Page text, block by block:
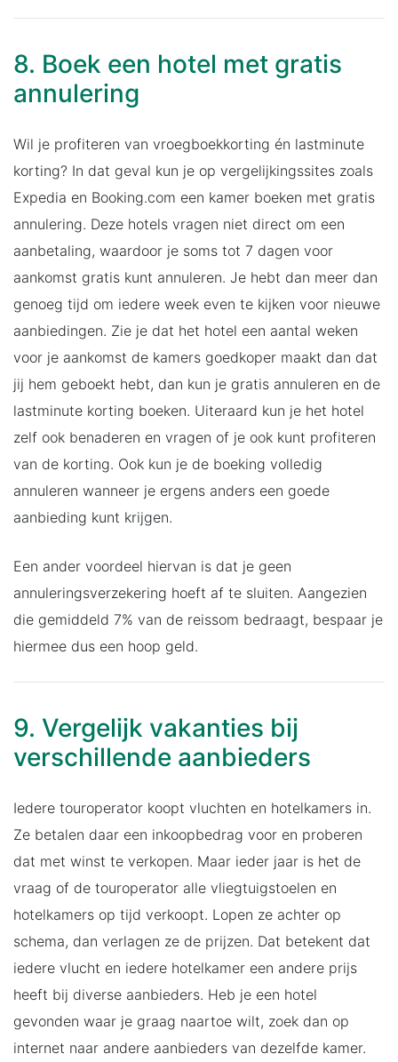
8. Boek een hotel met gratis
annulering
Wil je profiteren van vroegboekkorting én lastminute
korting? In dat geval kun je op vergelijkingssites zoals
Expedia en Booking.com een kamer boeken met gratis
annulering. Deze hotels vragen niet direct om een
aanbetaling, waardoor je soms tot 7 dagen voor
aankomst gratis kunt annuleren. Je hebt dan meer dan
genoeg tijd om iedere week even te kijken voor nieuwe
aanbiedingen. Zie je dat het hotel een aantal weken
voor je aankomst de kamers goedkoper maakt dan dat
jij hem geboekt hebt, dan kun je gratis annuleren en de
lastminute korting boeken. Uiteraard kun je het hotel
zelf ook benaderen en vragen of je ook kunt profiteren
van de korting. Ook kun je de boeking volledig
annuleren wanneer je ergens anders een goede
aanbieding kunt krijgen.
Een ander voordeel hiervan is dat je geen
annuleringsverzekering hoeft af te sluiten. Aangezien
die gemiddeld 7% van de reissom bedraagt, bespaar je
hiermee dus een hoop geld.
9. Vergelijk vakanties bij
verschillende aanbieders
Iedere touroperator koopt vluchten en hotelkamers in.
Ze betalen daar een inkoopbedrag voor en proberen
dat met winst te verkopen. Maar ieder jaar is het de
vraag of de touroperator alle vliegtuigstoelen en
hotelkamers op tijd verkoopt. Lopen ze achter op
schema, dan verlagen ze de prijzen. Dat betekent dat
iedere vlucht en iedere hotelkamer een andere prijs
heeft bij diverse aanbieders. Heb je een hotel
gevonden waar je graag naartoe wilt, zoek dan op
internet naar andere aanbieders van dezelfde kamer.